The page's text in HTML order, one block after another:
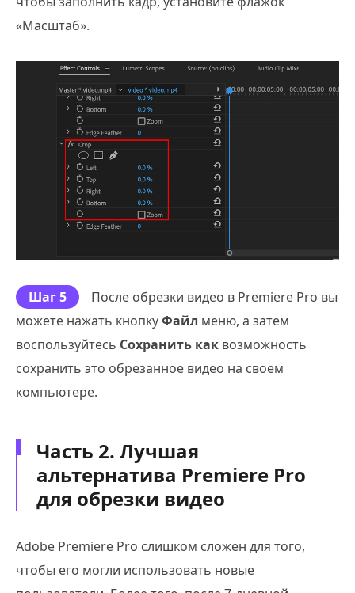
«Масштаб».
Шаг 5
После обрезки видео в Premiere Pro вы
можете нажать кнопкуФайл меню, а затем
воспользуйтесь Сохранить как возможность
сохранить это обрезанное видео на своем
компьютере.
Часть 2. Лучшая
альтернатива Premiere Pro
для обрезки видео
Adobe Premiere Pro слишком сложен для того,
чтобы его могли использовать новые